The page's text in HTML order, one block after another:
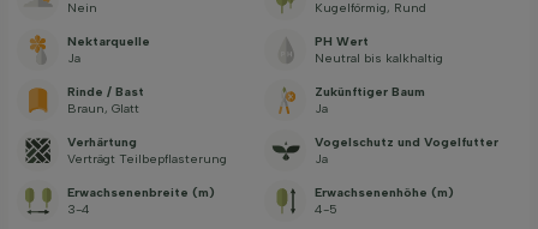
Nein
Kugelförmig, Rund
Nektarquelle
Ja
PH Wert
Neutral bis kalkhaltig
Rinde / Bast
Braun, Glatt
Zukünftiger Baum
Ja
Verhärtung
Verträgt Teilbepflasterung
Vogelschutz und Vogelfutter
Ja
Erwachsenenbreite (m)
3-4
Erwachsenenhöhe (m)
4-5